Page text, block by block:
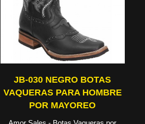
JB-030 NEGRO BOTAS
VAQUERAS PARA HOMBRE
POR MAYOREO